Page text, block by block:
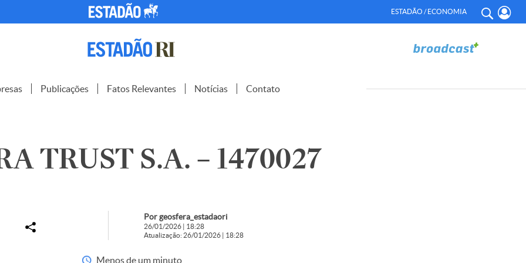
ESTADÃO / ECONOMIA
Publicações Fatos Relevantes Notícias Contato
TRUST S.A. – 1470027
Por geosfera_estadaori
26/01/2026 | 18:28
Atualização: 26/01/2026 | 18:28
Menos de um minuto